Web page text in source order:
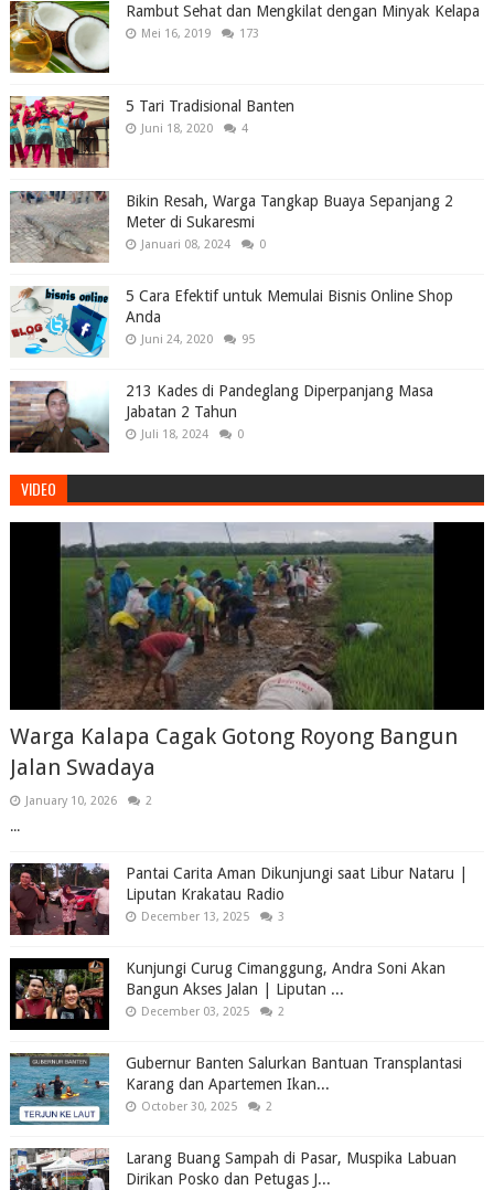
Rambut Sehat dan Mengkilat dengan Minyak Kelapa
Mei 16, 2019 173
5 Tari Tradisional Banten
Juni 18, 2020 4
Bikin Resah, Warga Tangkap Buaya Sepanjang 2
Meter di Sukaresmi
Januari 08, 2024 0
5 Cara Efektif untuk Memulai Bisnis Online Shop
Anda
Juni 24, 2020 95
213 Kades di Pandeglang Diperpanjang Masa
Jabatan 2 Tahun
Juli 18, 2024 0
VIDEO
Warga Kalapa Cagak Gotong Royong Bangun
Jalan Swadaya
January 10, 2026 2
...
Pantai Carita Aman Dikunjungi saat Libur Nataru |
Liputan Krakatau Radio
December 13, 2025 3
Kunjungi Curug Cimanggung, Andra Soni Akan
Bangun Akses Jalan | Liputan ...
December 03, 2025 2
Gubernur Banten Salurkan Bantuan Transplantasi
Karang dan Apartemen Ikan...
October 30, 2025 2
Larang Buang Sampah di Pasar, Muspika Labuan
Dirikan Posko dan Petugas J...